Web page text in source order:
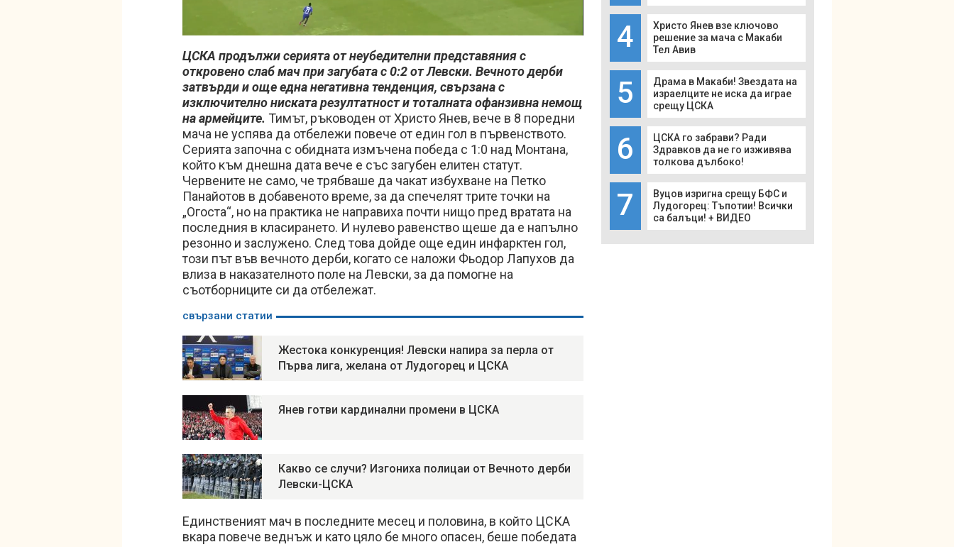
ЦСКА продължи серията от неубедителни представяния с
откровено слаб мач при загубата с 0:2 от Левски. Вечното дерби
затвърди и още една негативна тенденция, свързана с
изключително ниската резултатност и тоталната офанзивна немощ
на армейците. Тимът, ръководен от Христо Янев, вече в 8 поредни
мача не успява да отбележи повече от един гол в първенството.
Серията започна с обидната измъчена победа с 1:0 над Монтана,
който към днешна дата вече е със загубен елитен статут.
Червените не само, че трябваше да чакат избухване на Петко
Панайотов в добавеното време, за да спечелят трите точки на
„Огоста“, но на практика не направиха почти нищо пред вратата на
последния в класирането. И нулево равенство щеше да е напълно
резонно и заслужено. След това дойде още един инфарктен гол,
този път във вечното дерби, когато се наложи Фьодор Лапухов да
влиза в наказателното поле на Левски, за да помогне на
съотборниците си да отбележат.
свързани статии
Жестока конкуренция! Левски напира за перла от
Първа лига, желана от Лудогорец и ЦСКА
Янев готви кардинални промени в ЦСКА
Какво се случи? Изгониха полицаи от Вечното дерби
Левски-ЦСКА
Единственият мач в последните месец и половина, в който ЦСКА
вкара повече веднъж и като цяло бе много опасен, беше победата
4
Христо Янев взе ключово
решение за мача с Макаби
Тел Авив
5
Драма в Макаби! Звездата на
израелците не иска да играе
срещу ЦСКА
6
ЦСКА го забрави? Ради
Здравков да не го изживява
толкова дълбоко!
7
Вуцов изригна срещу БФС и
Лудогорец: Тъпотии! Всички
са балъци! + ВИДЕО